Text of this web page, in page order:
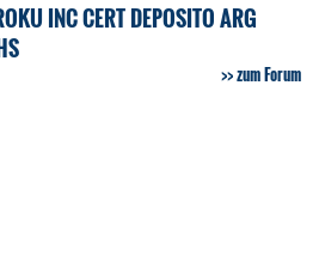
INC CERT DEPOSITO ARG
zum Forum